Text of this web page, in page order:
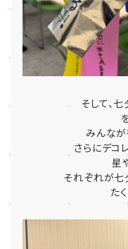
そして、
みんなが
さらにデコ
星
それぞれが七
た